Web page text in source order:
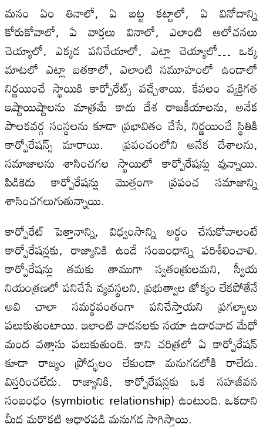
మనం ఏం తినాలో, ఏ బట్ట కట్టాలో, ఏ వినోదాన్ని
కోరుకోవాలో, ఏ వార్తలు వినాలో, ఎలాంటి ఆలోచనలు
చెయ్యాలో, ఎక్కడ పనిచేయాలో, ఎట్లా చెయ్యాలో… ఒక్క
మాటలో ఎట్లా బతకాలో, ఎలాంటి సమూహంలో ఉండాలో
నిర్ణయించే స్థాయికి కార్పోరేట్స్ వచ్చేశాయి. కేవలం వ్యక్తిగత
ఇష్టాయిష్టాలను మాత్రమే కాదు దేశ రాజకీయాలను, అనేక
పాలకవర్గ సంస్థలను కూడా ప్రభావితం చేసే, నిర్ణయించే స్థితికి
కార్పోరేషన్స్ మారాయి. ప్రపంచంలోని అనేక దేశాలను,
సమాజాలను శాసించగల స్థాయిలో కార్పోరేషన్లు వున్నాయి.
పిడికెడు కార్పోరేషన్లు మొత్తంగా ప్రపంచ సమాజాన్ని
శాసించగలుగుతున్నాయి.
కార్పోరేట్ పెత్తానాన్ని, విధ్వంసాన్ని అర్థం చేసుకోవాలంటే
కార్పోరేషన్లకు, రాజ్యానికి ఉండే సంబంధాన్ని పరిశీలించాలి.
కార్పోరేషన్లు తమకు తాముగా స్వతంత్రులమని, స్వీయ
నియంత్రణలో పనిచేసే వ్యవస్థలని, ప్రభుత్వాల జోక్యం లేకపోతేనే
అవి చాలా సమర్థవంతంగా పనిచేస్తాయని ప్రగల్భాలు
పలుకుతుంటాయి. ఇలాంటి వాదనలకు నయా ఉదారవాద మేధో
మంద వత్తాసు పలుకుతుంది. కాని చరిత్రలో ఏ కార్పోరేషన్
కూడా రాజ్యం ప్రోద్భలం లేకుండా మనుగడలోకి రాలేదు.
విస్తరించలేదు. రాజ్యానికి, కార్పోరేషన్లకు ఒక సహజీవన
సంబంధం (symbiotic relationship) ఉంటుంది. ఒకదాని
మీద మరొకటి ఆధారపడి మనుగడ సాగిస్తాయి.